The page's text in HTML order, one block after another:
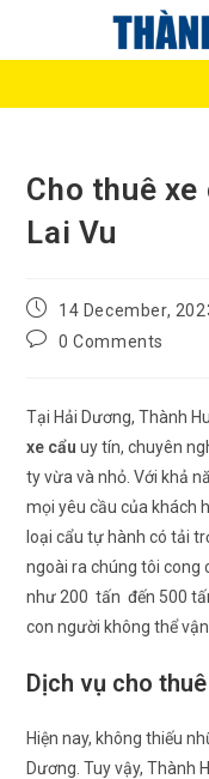
Cho thuê
Lai Vu
Post
published:
14 December,
Post0 Comments
Tại Hải Dương, Thành
xe cẩu uy tín, chuyên
ty vừa và nhỏ. Với khả
mọi yêu cầu của khách
loại cẩu tự hành có tải
ngoài ra chúng tôi cong
như 200 tấn đến 500
con người không thể
Dịch vụ cho
Hiện nay, không thiếu
Dương. Tuy vậy, Thành